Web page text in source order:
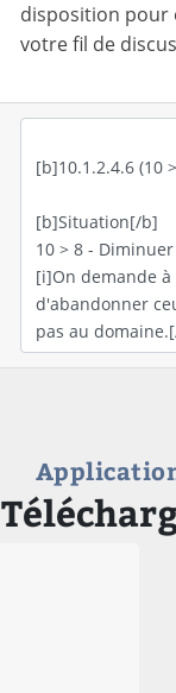
disposition pour
votre fil de